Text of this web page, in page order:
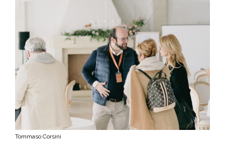
Tommaso Corsini